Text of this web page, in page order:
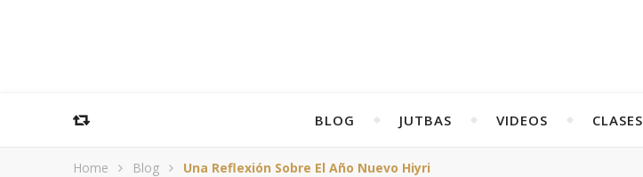
BLOG JUTBAS VIDEOS CLASES
Home Blog Una Reflexión Sobre El Año Nuevo Hiyri